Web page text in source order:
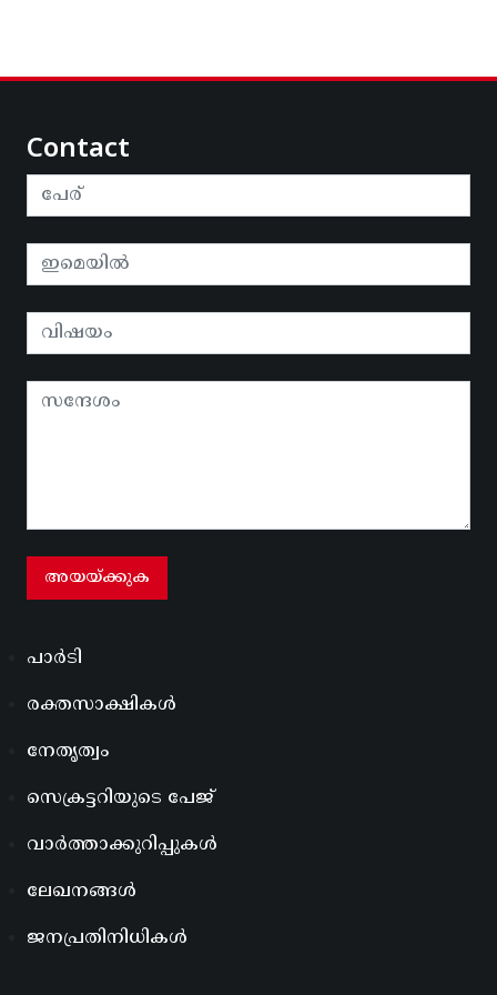
Contact
പാർടി
രക്തസാക്ഷികൾ
നേതൃത്വം
സെക്രട്ടറിയുടെ പേജ്
വാർത്താക്കുറിപ്പുകൾ
ലേഖനങ്ങൾ
ജനപ്രതിനിധികൾ